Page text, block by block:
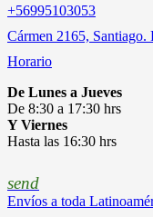
‎+56995103053
Cármen 2165,
Horario
De Lunes a Jueves
De 8:30 a 17:30 hrs
Y Viernes
Hasta las 16:30 hrs
send
Envíos a toda